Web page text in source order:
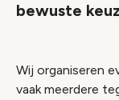
bewuste
Wij organiseren
vaak meerdere